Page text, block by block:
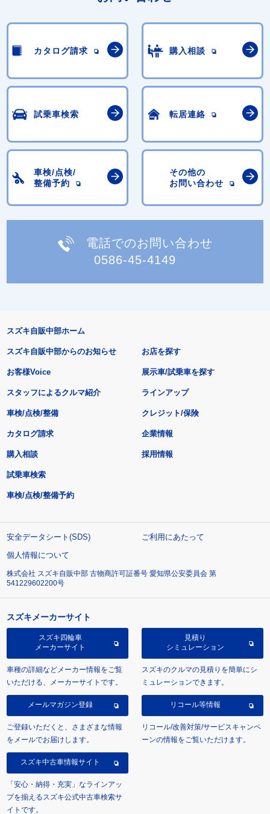
カタログ請求 購入相談
試乗車検索 転居連絡
車検/点検/
整備予約
その他の
お問い合わせ
電話でのお問い合わせ
0586-45-4149
スズキ自販中部ホーム
スズキ自販中部からのお知らせ
お客様Voice
スタッフによるクルマ紹介
お店を探す
展示車/試乗車を探す
ラインアップ
車検/点検/整備 クレジット/保険
カタログ請求
購入相談
試乗車検索
車検/点検/整備予約
企業情報
採用情報
安全データシート(SDS)
ご利用にあたって
個人情報について
株式会社 スズキ自販中部 古物商許可証番号 愛知県公安委員会 第
541229602200号
スズキメーカーサイト
スズキ四輪車
メーカーサイト
車種の詳細などメーカー情報をご覧
いただける、メーカーサイトです。
見積り
シミュレーション
スズキのクルマの見積りを簡単にシ
ミュレーションできます。
メールマガジン登録
ご登録いただくと、さまざまな情報
をメールでお届けします。
リコール等情報
リコール/改善対策/サービスキャンペ
ーンの情報をご覧いただけます。
スズキ中古車情報サイト
「安心・納得・充実」なラインアッ
プを揃えるスズキ公式中古車検索サ
イトです。